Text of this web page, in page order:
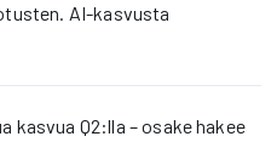
AI-kasvusta
kasvua Q2:lla – osake hakee